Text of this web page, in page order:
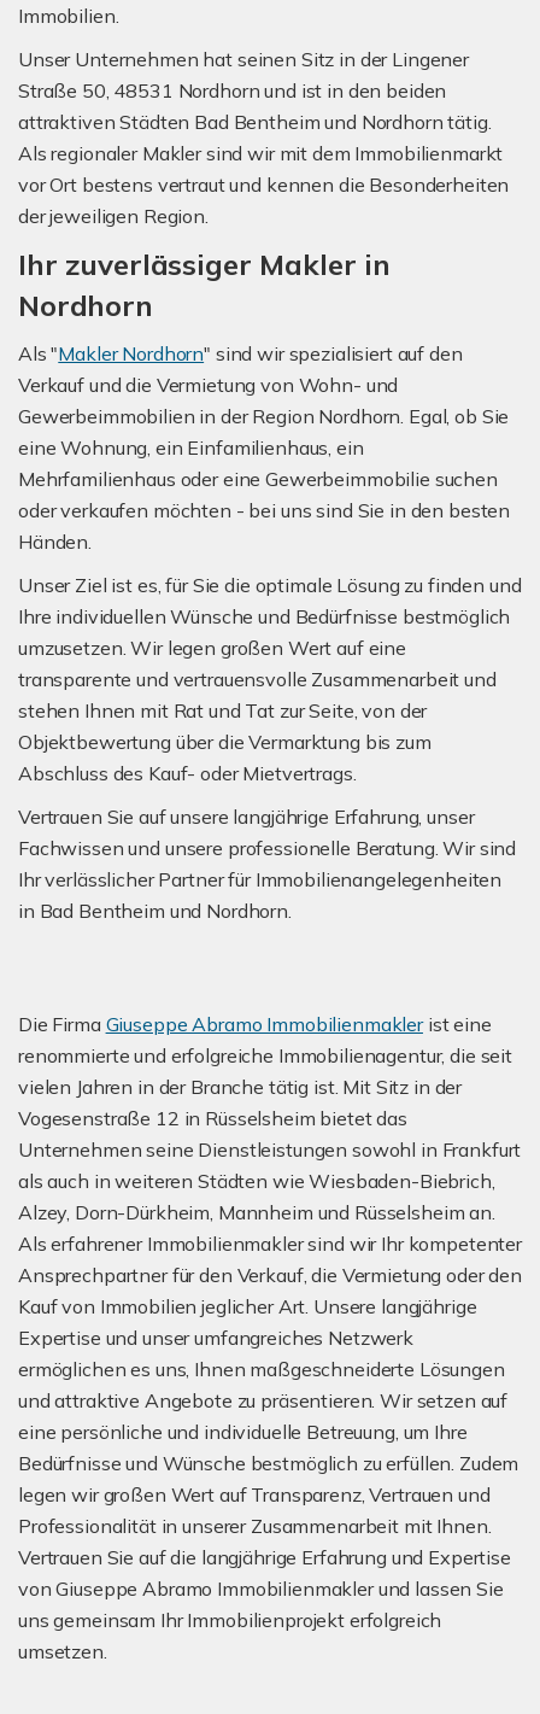
Immobilien.
Unser Unternehmen hat seinen Sitz in der Lingener
Straße 50, 48531 Nordhorn und ist in den beiden
attraktiven Städten Bad Bentheim und Nordhorn tätig.
Als regionaler Makler sind wir mit dem Immobilienmarkt
vor Ort bestens vertraut und kennen die Besonderheiten
der jeweiligen Region.
Ihr zuverlässiger Makler in
Nordhorn
Als "Makler Nordhorn" sind wir spezialisiert auf den
Verkauf und die Vermietung von Wohn- und
Gewerbeimmobilien in der Region Nordhorn. Egal, ob Sie
eine Wohnung, ein Einfamilienhaus, ein
Mehrfamilienhaus oder eine Gewerbeimmobilie suchen
oder verkaufen möchten - bei uns sind Sie in den besten
Händen.
Unser Ziel ist es, für Sie die optimale Lösung zu finden und
Ihre individuellen Wünsche und Bedürfnisse bestmöglich
umzusetzen. Wir legen großen Wert auf eine
transparente und vertrauensvolle Zusammenarbeit und
stehen Ihnen mit Rat und Tat zur Seite, von der
Objektbewertung über die Vermarktung bis zum
Abschluss des Kauf- oder Mietvertrags.
Vertrauen Sie auf unsere langjährige Erfahrung, unser
Fachwissen und unsere professionelle Beratung. Wir sind
Ihr verlässlicher Partner für Immobilienangelegenheiten
in Bad Bentheim und Nordhorn.
Die Firma Giuseppe Abramo Immobilienmaklerist eine
renommierte und erfolgreiche Immobilienagentur, die seit
vielen Jahren in der Branche tätig ist. Mit Sitz in der
Vogesenstraße 12 in Rüsselsheim bietet das
Unternehmen seine Dienstleistungen sowohl in Frankfurt
als auch in weiteren Städten wie Wiesbaden-Biebrich,
Alzey, Dorn-Dürkheim, Mannheim und Rüsselsheim an.
Als erfahrener Immobilienmakler sind wir Ihr kompetenter
Ansprechpartner für den Verkauf, die Vermietung oder den
Kauf von Immobilien jeglicher Art. Unsere langjährige
Expertise und unser umfangreiches Netzwerk
ermöglichen es uns, Ihnen maßgeschneiderte Lösungen
und attraktive Angebote zu präsentieren. Wir setzen auf
eine persönliche und individuelle Betreuung, um Ihre
Bedürfnisse und Wünsche bestmöglich zu erfüllen. Zudem
legen wir großen Wert auf Transparenz, Vertrauen und
Professionalität in unserer Zusammenarbeit mit Ihnen.
Vertrauen Sie auf die langjährige Erfahrung und Expertise
von Giuseppe Abramo Immobilienmakler und lassen Sie
uns gemeinsam Ihr Immobilienprojekt erfolgreich
umsetzen.